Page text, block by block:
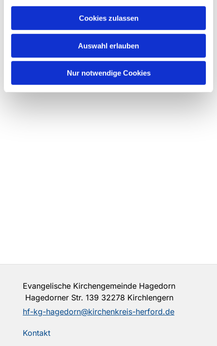
Cookies zulassen
Auswahl erlauben
Nur notwendige Cookies
Evangelische Kirchengemeinde Hagedorn
Hagedorner Str. 139 32278 Kirchlengern
hf-kg-hagedorn@kirchenkreis-herford.de
Kontakt